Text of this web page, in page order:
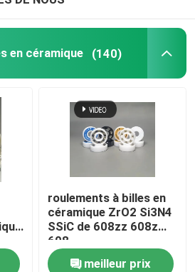
de zircone
en céramique (140)
roulements à billes en
céramique ZrO2 Si3N4
SSiC de 608zz 608z
608
meilleur prix